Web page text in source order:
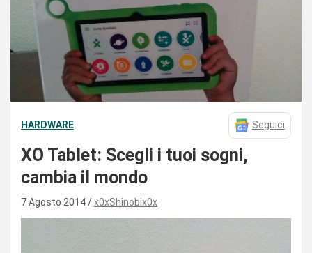
HARDWARE Seguici
XO Tablet: Scegli i tuoi sogni,
cambia il mondo
7 Agosto 2014 x0xShinobix0x